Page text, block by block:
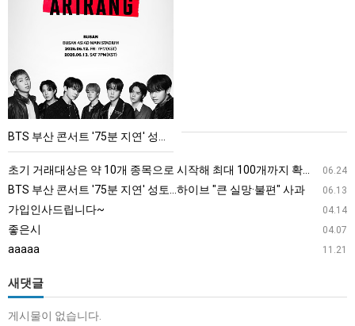
서
트
'75
분
브
"큰
실
BTS 부산 콘서트 '75분 지연' 성토…하이브 "큰 실망·불편" 사과
06.24
초기 거래대상은 약 10개 종목으로 시작해 최대 100개까지 확대할 방침이다. 구체적인 거래 대상 ETF는 아직 확정되지 않았지만, 시장 대표성이나 거래량을 고려해 선정할 계획이다.
06.13
BTS 부산 콘서트 '75분 지연' 성토…하이브 "큰 실망·불편" 사과
04.14
가입인사드립니다~
04.07
좋은시
11.21
aaaaa
새댓글
게시물이 없습니다.